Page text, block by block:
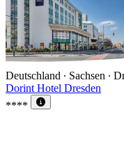
Deutschland ∙ Sachsen ∙
Dorint Hotel Dresden
****